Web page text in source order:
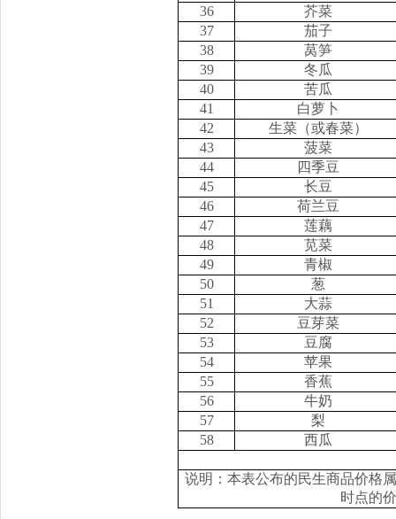
36
芥菜
37
茄子
38
莴笋
39
冬瓜
40
苦瓜
41
白萝卜
42
生菜（或春菜）
43
菠菜
44
四季豆
45
长豆
46
荷兰豆
47
莲藕
48
苋菜
49
青椒
50
葱
51
大蒜
52
豆芽菜
53
豆腐
54
苹果
55
香蕉
56
牛奶
57
梨
58
西瓜
说明：本表公布的民生商品价格
时点的